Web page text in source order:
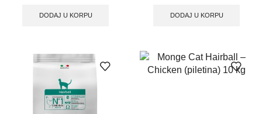
DODAJ U KORPU DODAJ U KORPU